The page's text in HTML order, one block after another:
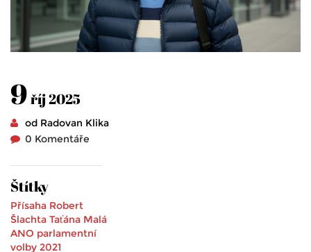
9říj 2025
od Radovan Klika
0 Komentáře
Štítky
Přísaha Robert
Šlachta Taťána Malá
ANO parlamentní
volby 2021